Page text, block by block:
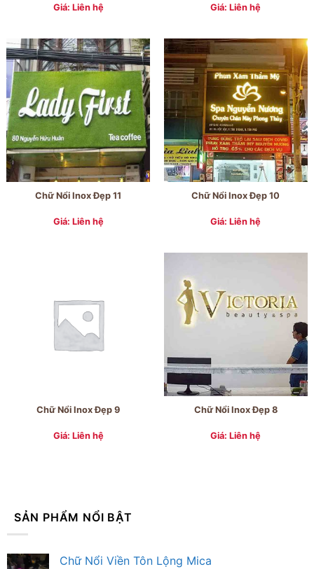
SẢN PHẨM NỔI BẬT
Chữ Nổi Viền Tôn Lộng Mica
Giá: Liên hệ Giá: Liên hệ
Chữ Nổi Inox Đẹp 11
Giá: Liên hệ
Chữ Nổi Inox Đẹp 10
Giá: Liên hệ
Chữ Nổi Inox Đẹp 9
Giá: Liên hệ
Chữ Nổi Inox Đẹp 8
Giá: Liên hệ